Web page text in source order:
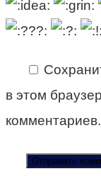
в этом
комментариев.